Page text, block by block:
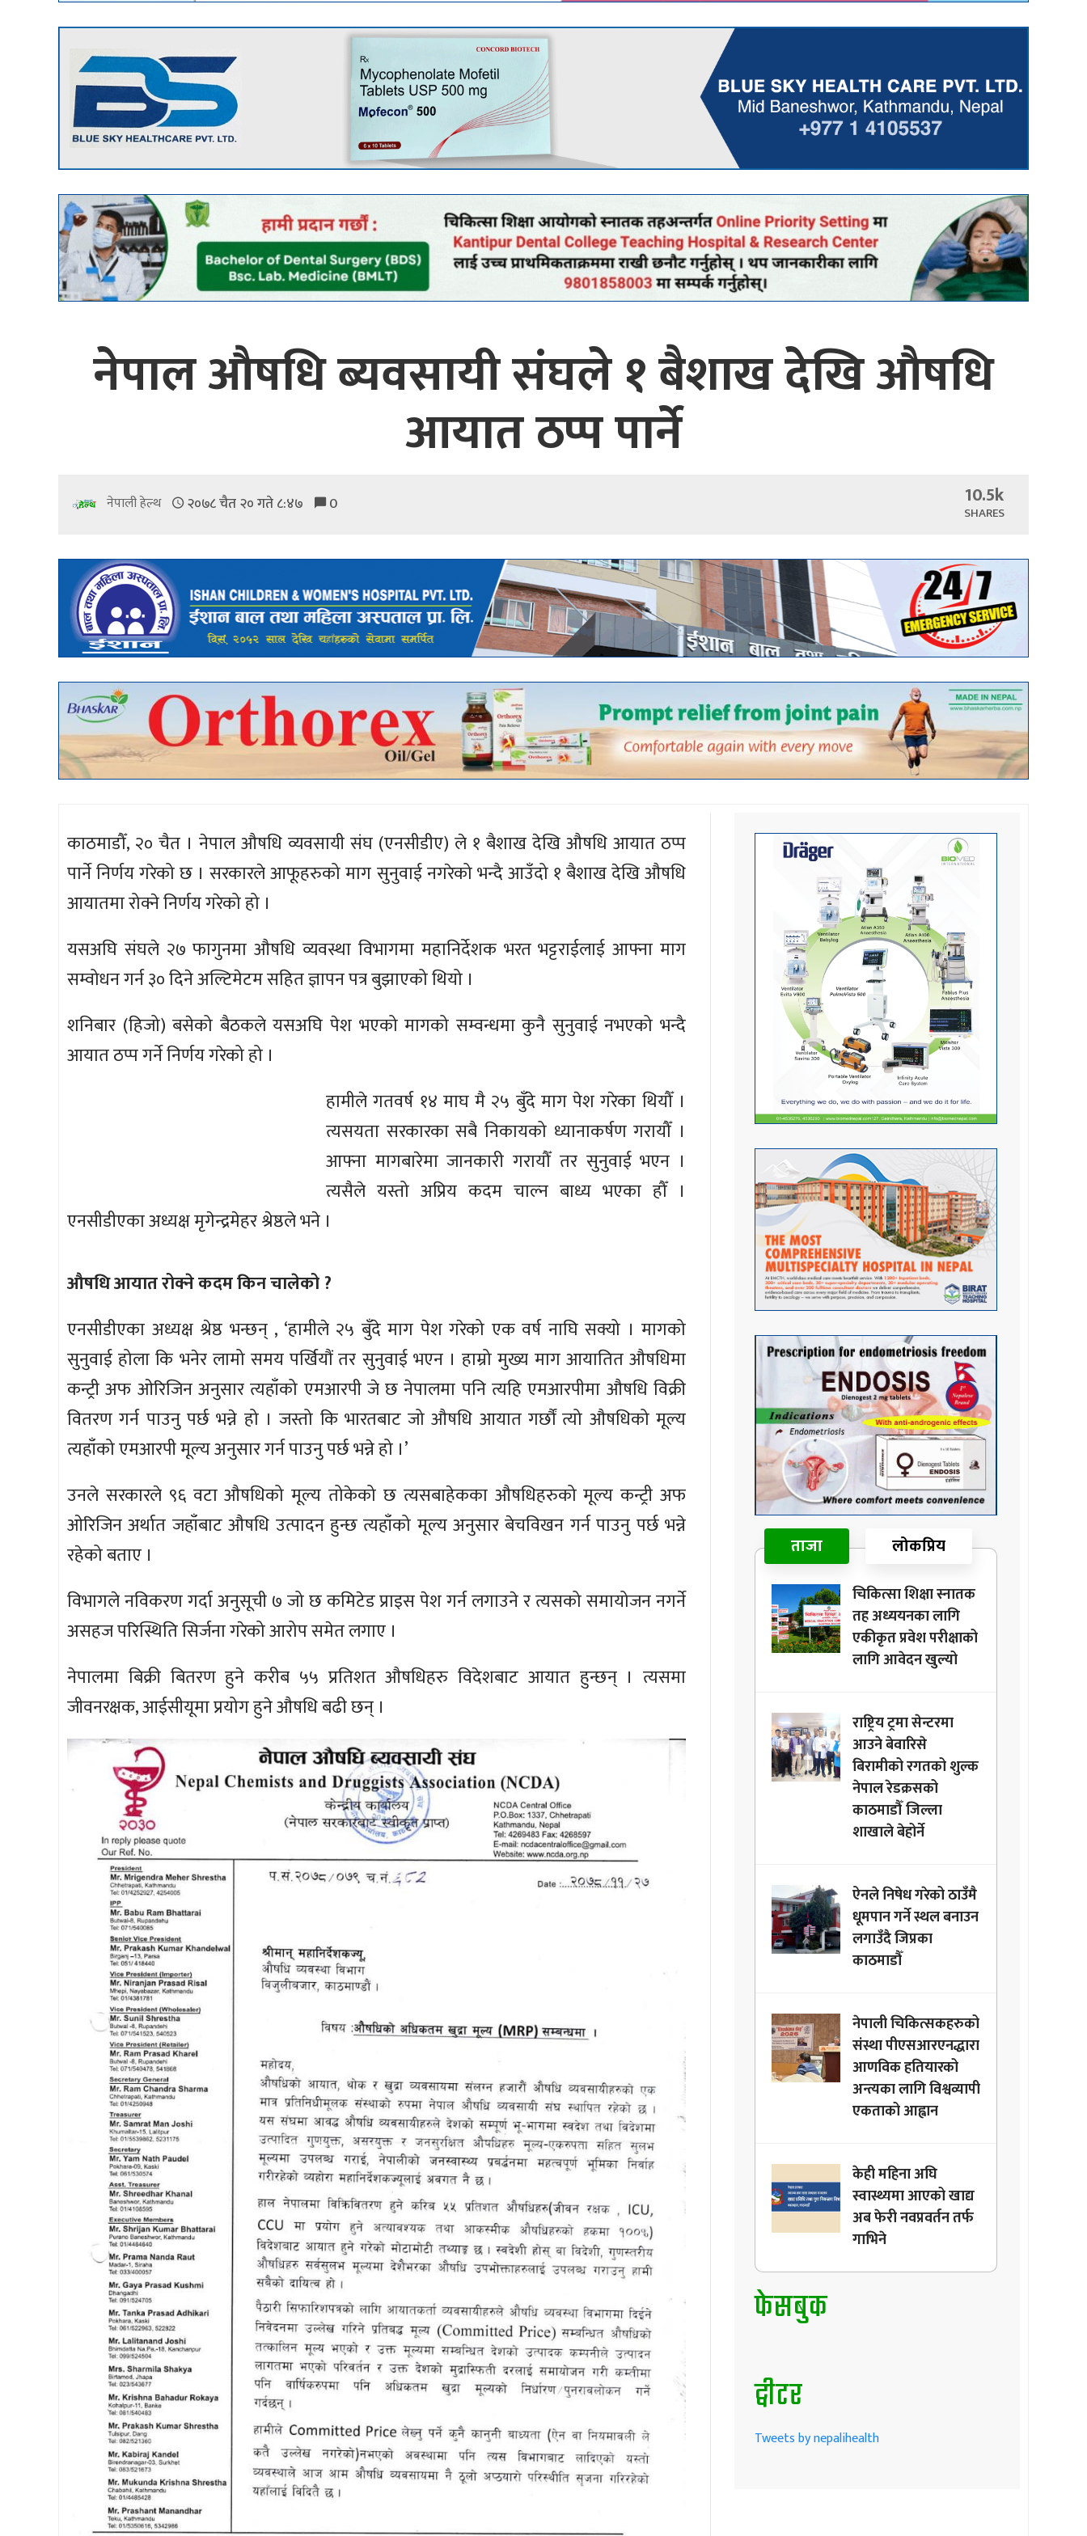
नेपाल औषधि ब्यवसायी संघले १ बैशाख देखि औषधि
आयात ठप्प पार्ने
नेपाली हेल्थ २०७८ चैत २० गते ८:४७ 0 10.5k
SHARES
काठमाडौँ, २० चैत । नेपाल औषधि व्यवसायी संघ (एनसीडीए) ले १ बैशाख देखि औषधि आयात ठप्प
पार्ने निर्णय गरेको छ । सरकारले आफूहरुको माग सुनुवाई नगरेको भन्दै आउँदो १ बैशाख देखि औषधि
आयातमा रोक्ने निर्णय गरेको हो ।
यसअघि संघले २७ फागुनमा औषधि व्यवस्था विभागमा महानिर्देशक भरत भट्टराईलाई आफ्ना माग
सम्वोधन गर्न ३० दिने अल्टिमेटम सहित ज्ञापन पत्र बुझाएको थियो ।
शनिबार (हिजो) बसेको बैठकले यसअघि पेश भएको मागको सम्वन्धमा कुनै सुनुवाई नभएको भन्दै
आयात ठप्प गर्ने निर्णय गरेको हो ।
हामीले गतवर्ष १४ माघ मै २५ बुँदे माग पेश गरेका थियौँ ।
त्यसयता सरकारका सबै निकायको ध्यानाकर्षण गरायौँ ।
आफ्ना मागबारेमा जानकारी गरायौँ तर सुनुवाई भएन ।
त्यसैले यस्तो अप्रिय कदम चाल्न बाध्य भएका हौँ ।
एनसीडीएका अध्यक्ष मृगेन्द्रमेहर श्रेष्ठले भने ।
औषधि आयात रोक्ने कदम किन चालेको ?
एनसीडीएका अध्यक्ष श्रेष्ठ भन्छन् , ‘हामीले २५ बुँदे माग पेश गरेको एक वर्ष नाघि सक्यो । मागको
सुनुवाई होला कि भनेर लामो समय पर्खियौं तर सुनुवाई भएन । हाम्रो मुख्य माग आयातित औषधिमा
कन्ट्री अफ ओरिजिन अनुसार त्यहाँको एमआरपी जे छ नेपालमा पनि त्यहि एमआरपीमा औषधि विक्री
वितरण गर्न पाउनु पर्छ भन्ने हो । जस्तो कि भारतबाट जो औषधि आयात गर्छौं त्यो औषधिको मूल्य
त्यहाँको एमआरपी मूल्य अनुसार गर्न पाउनु पर्छ भन्ने हो ।’
उनले सरकारले ९६ वटा औषधिको मूल्य तोकेको छ त्यसबाहेकका औषधिहरुको मूल्य कन्ट्री अफ
ओरिजिन अर्थात जहाँबाट औषधि उत्पादन हुन्छ त्यहाँको मूल्य अनुसार बेचविखन गर्न पाउनु पर्छ भन्ने
रहेको बताए ।
विभागले नविकरण गर्दा अनुसूची ७ जो छ कमिटेड प्राइस पेश गर्न लगाउने र त्यसको समायोजन नगर्ने
असहज परिस्थिति सिर्जना गरेको आरोप समेत लगाए ।
नेपालमा बिक्री बितरण हुने करीब ५५ प्रतिशत औषधिहरु विदेशबाट आयात हुन्छन् । त्यसमा
जीवनरक्षक, आईसीयूमा प्रयोग हुने औषधि बढी छन् ।
ताजा लोकप्रिय
चिकित्सा शिक्षा स्नातक
तह अध्ययनका लागि
एकीकृत प्रवेश परीक्षाको
लागि आवेदन खुल्यो
राष्ट्रिय ट्रमा सेन्टरमा
आउने बेवारिसे
बिरामीको रगतको शुल्क
नेपाल रेडक्रसको
काठमाडौँ जिल्ला
शाखाले बेहोर्ने
ऐनले निषेध गरेको ठाउँमै
धूमपान गर्ने स्थल बनाउन
लगाउँदै जिप्रका
काठमाडौँ
नेपाली चिकित्सकहरुको
संस्था पीएसआरएनद्धारा
आणविक हतियारको
अन्त्यका लागि विश्वव्यापी
एकताको आह्वान
केही महिना अघि
स्वास्थ्यमा आएको खाद्य
अब फेरी नवप्रवर्तन तर्फ
गाभिने
फेसबुक
ट्वीटर
Tweets by nepalihealth